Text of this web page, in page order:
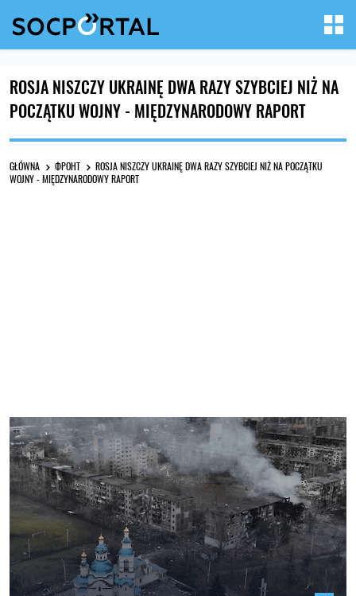
ROSJA NISZCZY UKRAINĘ DWA RAZY SZYBCIEJ NIŻ NA
POCZĄTKU WOJNY - MIĘDZYNARODOWY RAPORT
GŁÓWNA ФРОНТ
ROSJA NISZCZY UKRAINĘ DWA RAZY SZYBCIEJ NIŻ NA POCZĄTKU
WOJNY - MIĘDZYNARODOWY RAPORT